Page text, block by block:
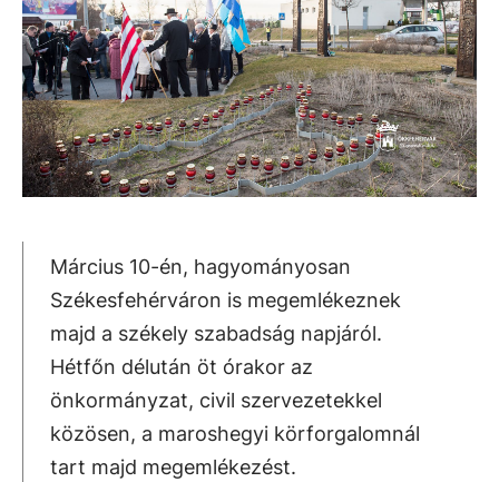
Március 10-én, hagyományosan
Székesfehérváron is megemlékeznek
majd a székely szabadság napjáról.
Hétfőn délután öt órakor az
önkormányzat, civil szervezetekkel
közösen, a maroshegyi körforgalomnál
tart majd megemlékezést.